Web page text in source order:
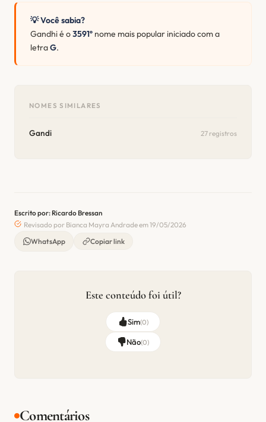
💡 Você sabia?
Gandhi é o3591º nome mais popular iniciado com a
letraG.
NOMES SIMILARES
Gandi 27 registros
Escrito por: Ricardo Bressan
Revisado por Bianca Mayra Andrade em 19/05/2026
WhatsApp
Copiar link
Este conteúdo foi útil?
Sim(0)
Não(0)
Comentários